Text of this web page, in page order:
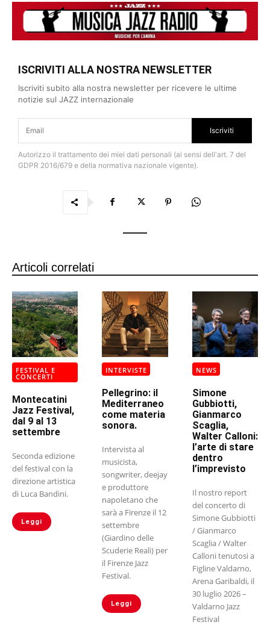
ISCRIVITI ALLA NOSTRA NEWSLETTER
Iscriviti subito alla nostra newsletter per ricevere le ultime
notizie sul JAZZ internazionale
Iscriviti
Autorizzo il trattamento dei miei dati personali (ai sensi dell'art. 7 del
GDPR 2016/679 e della normativa nazionale vigente).
Articoli correlati
FESTIVAL E
CONCERTI
Montecatini
Jazz Festival,
dal 9 al 13
settembre
Seconda edizione
del festival con la
direzione artistica
di Luca Bandini.
Leggi
INTERVISTE
Pellegrino: il
Mediterraneo
come materia
sonora.
Intervista al
musicista,
songwriter, deejay
e produttore
napoletano che
sarà a Firenze il 12
settembre
(Giardino delle
Scuderie Reali) per
il Firenze Jazz
Festival.
Leggi
NEWS
Simone
Gubbiotti,
Gianmarco
Scaglia,
Walter Calloni:
l’arte di stare
dentro
l’imprevisto
Il nostro report
del concerto di
Simone Gubbiotti
/ Gianmarco
Scaglia / Walter
Calloni tenutosi a
Figline Valdarno,
Arena Garibaldi, il
30 luglio 2026 –
Valdarno Jazz
Festival